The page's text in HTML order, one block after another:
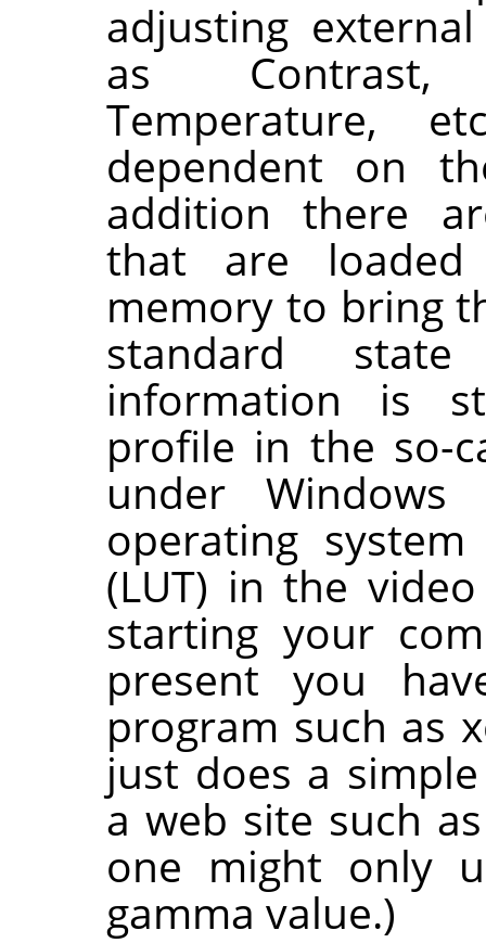
adjusting
as Contrast,
Temperature,
dependent on
addition there
that are
memory to bring
standard
information is
profile in the so-
under
operating
(LUT) in the
starting your
present you
program such as
just does a
a web site such
one might only
gamma value.)